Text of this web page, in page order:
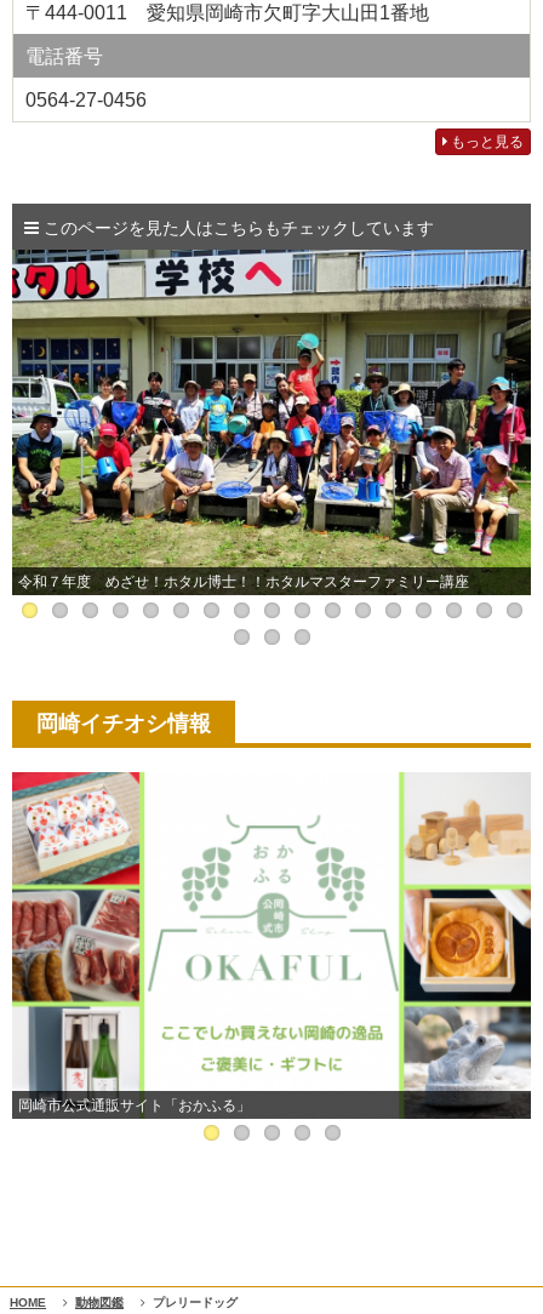
〒444-0011 愛知県岡崎市欠町字大山田1番地
電話番号
0564-27-0456
もっと見る
このページを見た人はこちらもチェックしています
令和７年度 めざせ！ホタル博士！！ホタルマスターファミリー講座
岡崎イチオシ情報
岡崎市公式通販サイト「おかふる」
HOME 動物図鑑 プレリードッグ